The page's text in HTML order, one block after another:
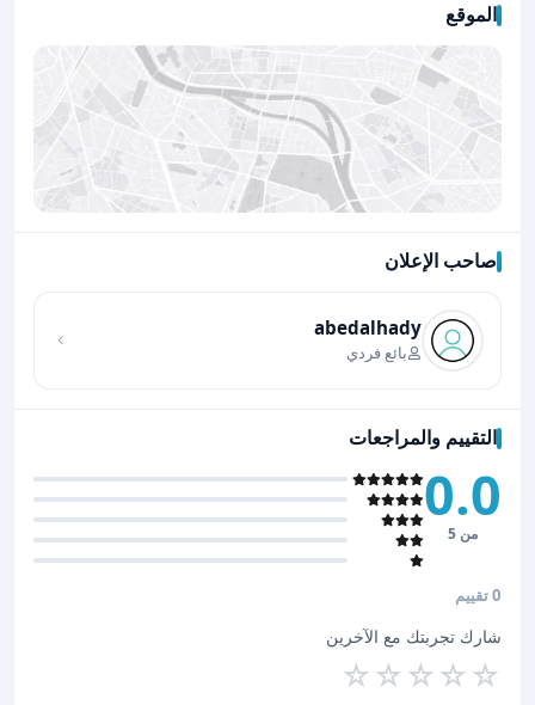
الموقع
صاحب الإعلان
abedalhady
بائع فردي
التقييم والمراجعات
0.0
من 5
0 تقييم
شارك تجربتك مع الآخرين
☆
☆
☆
☆
☆